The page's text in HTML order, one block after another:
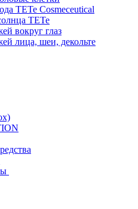
TETe Cosmeceutical
TETe
вокруг глаз
лица, шеи, декольте